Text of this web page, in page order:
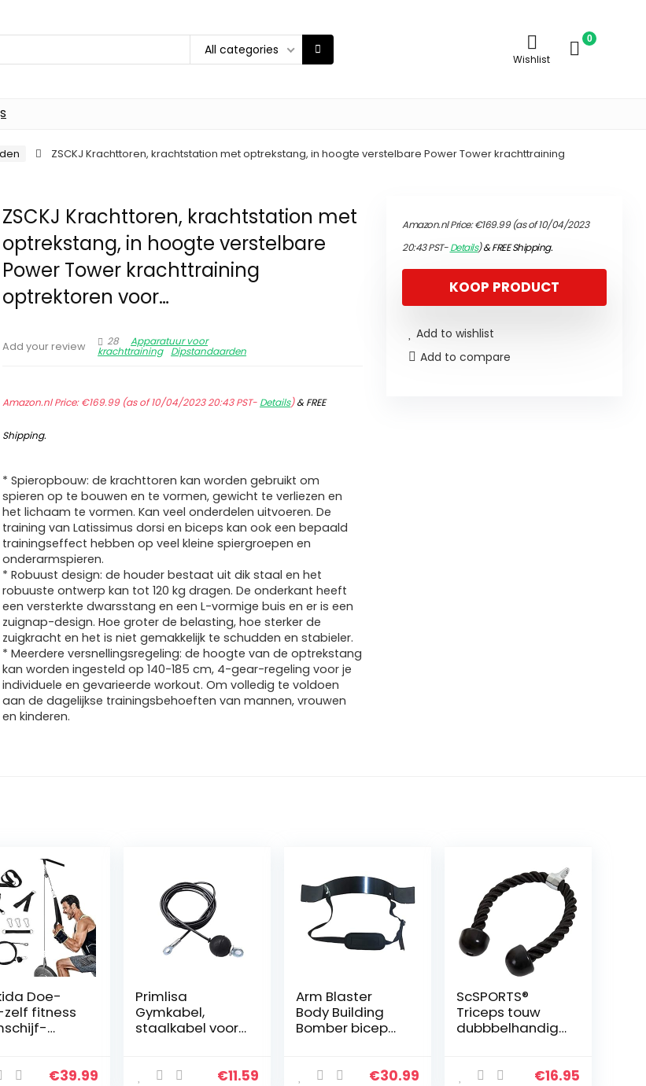
All categories
Wishlist
0
ZSCKJ Krachttoren, krachtstation met optrekstang, in hoogte verstelbare Power Tower krachttraining
ZSCKJ Krachttoren, krachtstation met
optrekstang, in hoogte verstelbare
Power Tower krachttraining
optrektoren voor…
Add your review 28 Apparatuur voor
krachttraining Dipstandaarden
Amazon.nl Price:€169.99(as of 10/04/2023 20:43 PST- Details)&FREE
Shipping.
* Spieropbouw: de krachttoren kan worden gebruikt om
spieren op te bouwen en te vormen, gewicht te verliezen en
het lichaam te vormen. Kan veel onderdelen uitvoeren. De
training van Latissimus dorsi en biceps kan ook een bepaald
trainingseffect hebben op veel kleine spiergroepen en
onderarmspieren.
* Robuust design: de houder bestaat uit dik staal en het
robuuste ontwerp kan tot 120 kg dragen. De onderkant heeft
een versterkte dwarsstang en een L-vormige buis en er is een
zuignap-design. Hoe groter de belasting, hoe sterker de
zuigkracht en het is niet gemakkelijk te schudden en stabieler.
* Meerdere versnellingsregeling: de hoogte van de optrekstang
kan worden ingesteld op 140-185 cm, 4-gear-regeling voor je
individuele en gevarieerde workout. Om volledig te voldoen
aan de dagelijkse trainingsbehoeften van mannen, vrouwen
en kinderen.
Amazon.nl Price:€169.99(as of 10/04/2023
20:43 PST-Details)&FREE Shipping.
KOOP PRODUCT
Add to wishlist
Add to compare
Doe-
fitness
€39.99
Primlisa
Gymkabel,
staalkabel voor
staalkabel,
€11.59
Arm Blaster
Body Building
Bomber bicep
robuust en
€30.99
ScSPORTS®
Triceps touw
dubbbelhandig,
uiteinden, 68 cm
€16.95